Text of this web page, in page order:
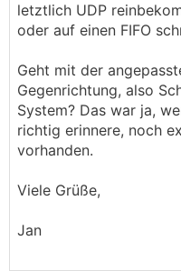
letztlich UDP
oder auf einen FIFO
Geht mit der
Gegenrichtung, also
System? Das war ja,
richtig erinnere, noch
vorhanden.
Viele Grüße,
Jan